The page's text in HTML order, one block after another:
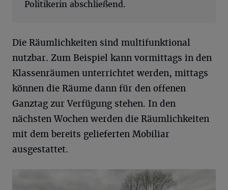
Politikerin abschließend.
Die Räumlichkeiten sind multifunktional
nutzbar. Zum Beispiel kann vormittags in den
Klassenräumen unterrichtet werden, mittags
können die Räume dann für den offenen
Ganztag zur Verfügung stehen. In den
nächsten Wochen werden die Räumlichkeiten
mit dem bereits gelieferten Mobiliar
ausgestattet.